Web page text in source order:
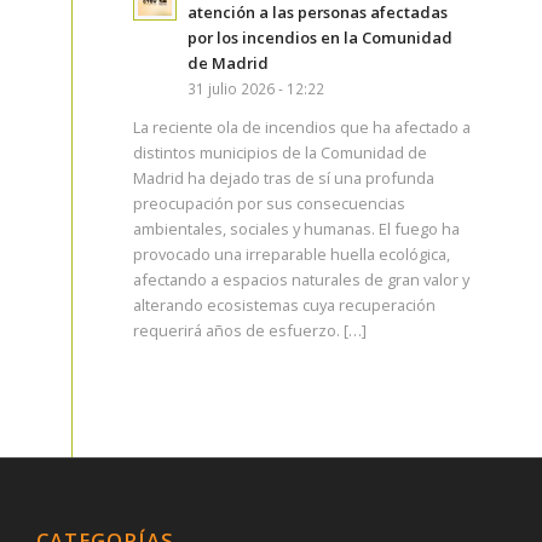
atención a las personas afectadas
por los incendios en la Comunidad
de Madrid
31 julio 2026 - 12:22
La reciente ola de incendios que ha afectado a
distintos municipios de la Comunidad de
Madrid ha dejado tras de sí una profunda
preocupación por sus consecuencias
ambientales, sociales y humanas. El fuego ha
provocado una irreparable huella ecológica,
afectando a espacios naturales de gran valor y
alterando ecosistemas cuya recuperación
requerirá años de esfuerzo. […]